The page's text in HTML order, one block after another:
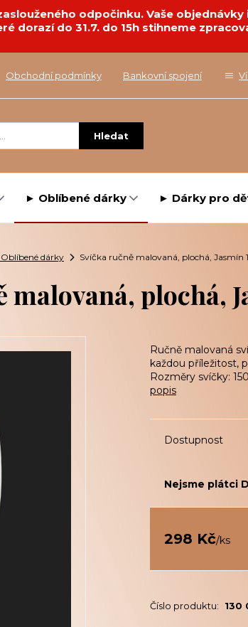
odpočinku. Vaše
dorazí do 31.7. do 15h stihneme
Obchodní podmínky Bankovní spojení
Hledat
► Oblíbené dárky ► Dárky pro
dárky Svíčka ručně malovaná, plochá, Jasmín
malovaná, plochá,
Ručně malovaná
každou příležitost,
Rozměry svíčky:
popis
Dostupnost
Nejsme plátci
298 Kč/ks
Číslo produktu: 130